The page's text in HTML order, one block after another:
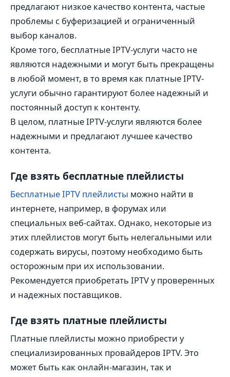
предлагают низкое качество контента, частые
проблемы с буферизацией и ограниченный
выбор каналов.
Кроме того, бесплатные IPTV-услуги часто не
являются надежными и могут быть прекращены
в любой момент, в то время как платные IPTV-
услуги обычно гарантируют более надежный и
постоянный доступ к контенту.
В целом, платные IPTV-услуги являются более
надежными и предлагают лучшее качество
контента.
Где взять бесплатные плейлисты
Бесплатные IPTV плейлисты можно найти в
интернете, например, в форумах или
специальных веб-сайтах. Однако, некоторые из
этих плейлистов могут быть нелегальными или
содержать вирусы, поэтому необходимо быть
осторожным при их использовании.
Рекомендуется приобретать IPTV у проверенных
и надежных поставщиков.
Где взять платные плейлисты
Платные плейлисты можно приобрести у
специализированных провайдеров IPTV. Это
может быть как онлайн-магазин, так и